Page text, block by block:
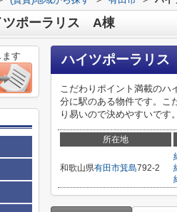
ツポーラリス A棟
ハイツポーラリ
こだわりポイント満載の
分に駅のある物件です。こ
り易いので決めやすいです。
所在地
和歌山県有田市箕島792-2
す